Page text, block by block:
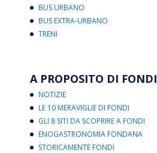
BUS URBANO
BUS EXTRA-URBANO
TRENI
A PROPOSITO DI FONDI
NOTIZIE
LE 10 MERAVIGLIE DI FONDI
GLI 8 SITI DA SCOPRIRE A FONDI
ENOGASTRONOMIA FONDANA
STORICAMENTE FONDI